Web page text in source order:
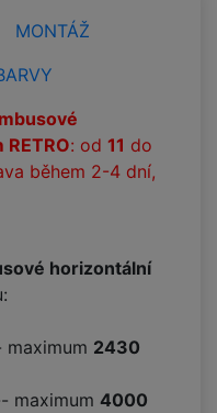
MONTÁŽ
: od 11 do
během 2-4 dní,
horizontální
maximum 2430
maximum 4000